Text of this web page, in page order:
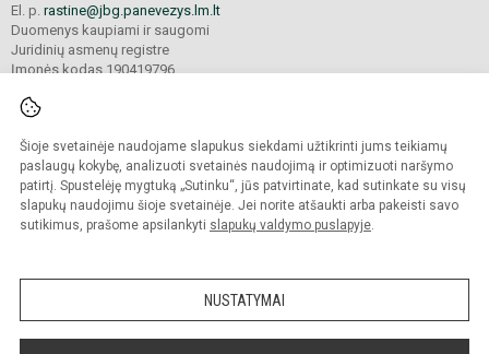
Šioje svetainėje naudojame slapukus siekdami užtikrinti jums teikiamų
paslaugų kokybę, analizuoti svetainės naudojimą ir optimizuoti naršymo
patirtį. Spustelėję mygtuką „Sutinku“, jūs patvirtinate, kad sutinkate su visų
slapukų naudojimu šioje svetainėje. Jei norite atšaukti arba pakeisti savo
sutikimus, prašome apsilankyti slapukų valdymo puslapyje.
NUSTATYMAI
El. p. rastine@jbg.panevezys.lm.lt
Duomenys kaupiami ir saugomi
Juridinių asmenų registre
Įmonės kodas 190419796
© 2026. Panevėžio Juozo Balčikonio gimnazija. Visos teisės saugomos.
Kopijuoti turinį be raštiško gimnazijos sutikimo griežtai draudžiama.
Prieinamumo paraiška Slapukų politika
Sumanus būdas atnaujinti